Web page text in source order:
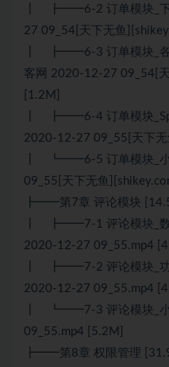
┃ ┣━━6-2 订单模块_下
27 09_54[天下无鱼
┃ ┣━━6-3 订单模块_各
客网 2020-12-27 09_54[
[1.2M]
┃ ┣━━6-4 订单模块
2020-12-27 09_55[天下无
┃ ┗━━6-5 订单模块_小
09_55[天下无鱼
┣━━第7章 评论模块
┃ ┣━━7-1 评论模块_数
2020-12-27 09_55.mp4
┃ ┣━━7-2 评论模块_功
2020-12-27 09_55.mp4
┃ ┗━━7-3 评论模块_小
09_55.mp4 [5.2M]
┣━━第8章 权限管理